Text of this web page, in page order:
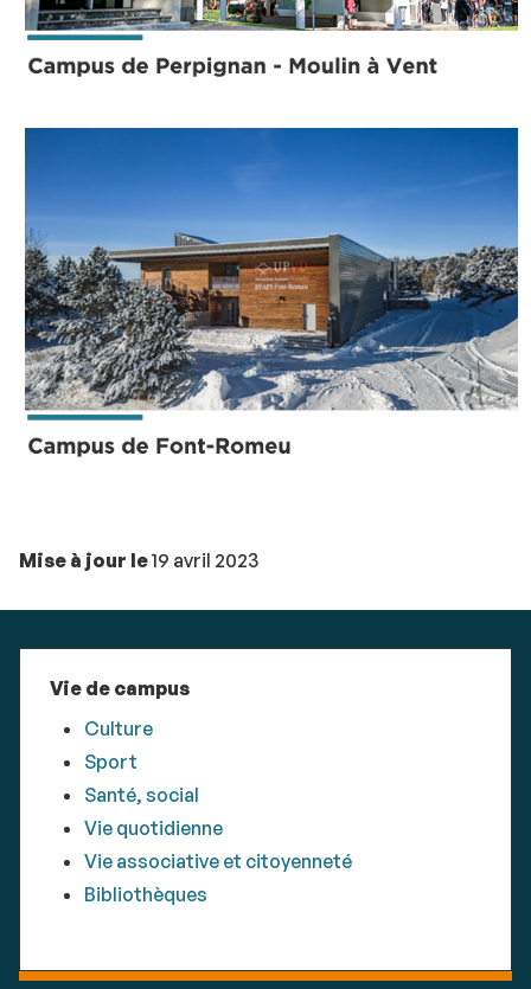
Mise à jour le19 avril 2023
Vie de campus
Culture
Sport
Santé, social
Vie quotidienne
Vie associative et citoyenneté
Bibliothèques